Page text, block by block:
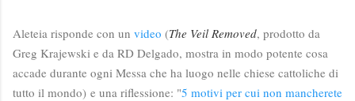
Aleteia risponde con un video (The Veil Removed, prodotto da
Greg Krajewski e da RD Delgado, mostra in modo potente cosa
accade durante ogni Messa che ha luogo nelle chiese cattoliche di
tutto il mondo) e una riflessione: "5 motivi per cui non mancherete